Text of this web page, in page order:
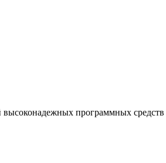
высоконадежных программных